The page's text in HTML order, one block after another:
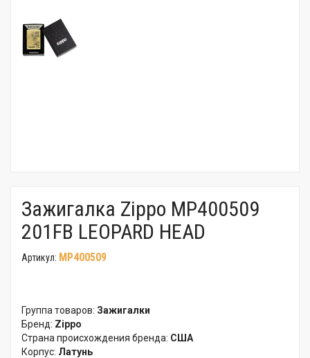
Зажигалка Zippo MP400509
201FB LEOPARD HEAD
Артикул: MP400509
Группа товаров: Зажигалки
Бренд: Zippo
Страна происхождения бренда: США
Корпус: Латунь